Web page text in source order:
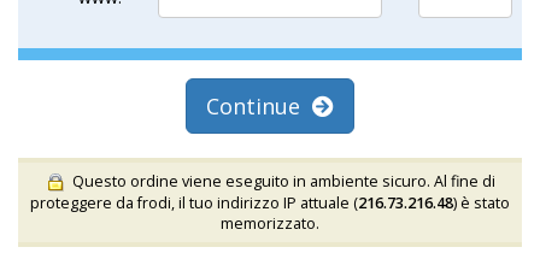
Continue
Questo ordine viene eseguito in ambiente sicuro. Al fine di
proteggere da frodi, il tuo indirizzo IP attuale (216.73.216.48) è stato
memorizzato.